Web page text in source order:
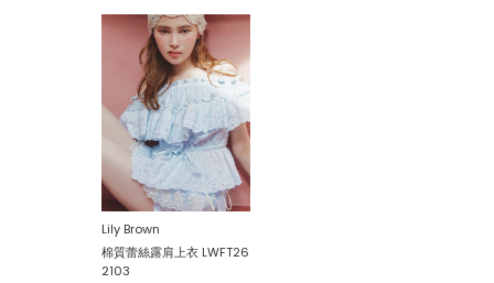
Lily Brown
棉質蕾絲露肩上衣 LWFT26
2103